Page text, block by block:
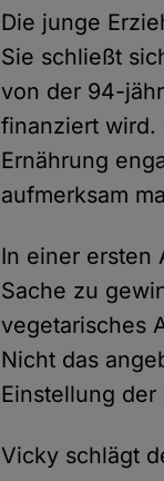
Die junge
Sie schließt
von der 94-
finanziert wird.
Ernährung
aufmerksam
In einer ersten
Sache zu
vegetarisches
Nicht das
Einstellung der
Vicky schlägt